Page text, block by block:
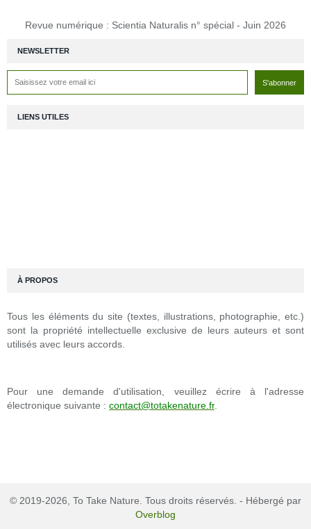
NEWSLETTER
Revue numérique : Scientia Naturalis n° spécial - Juin 2026
LIENS UTILES
À PROPOS
Tous les éléments du site (textes, illustrations, photographie, etc.)
sont la propriété intellectuelle exclusive de leurs auteurs et sont
utilisés avec leurs accords.
Pour une demande d'utilisation, veuillez écrire à l'adresse
électronique suivante : contact@totakenature.fr.
© 2019-2026, To Take Nature. Tous droits réservés. - Hébergé par
Overblog